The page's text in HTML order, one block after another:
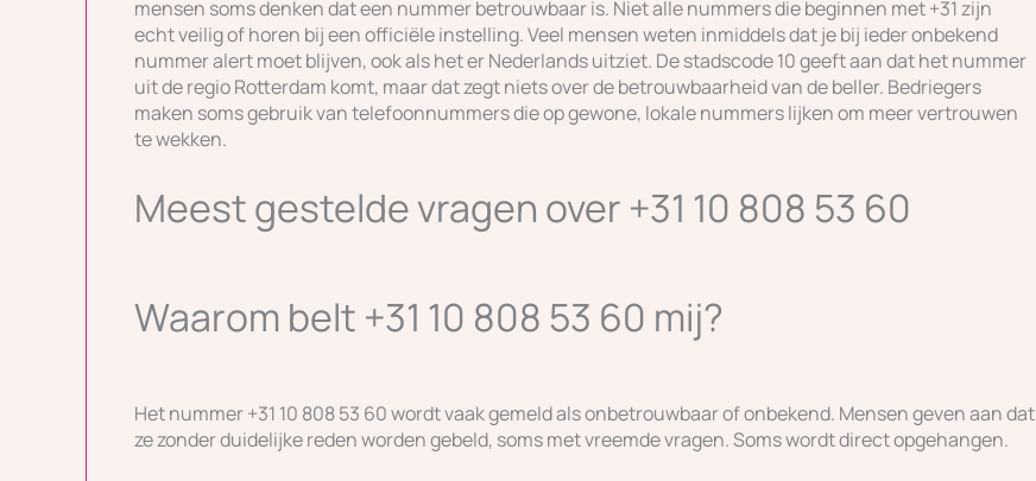
mensen soms denken dat een nummer betrouwbaar is. Niet alle nummers die beginnen met +31 zijn
echt veilig of horen bij een officiële instelling. Veel mensen weten inmiddels dat je bij ieder onbekend
nummer alert moet blijven, ook als het er Nederlands uitziet. De stadscode 10 geeft aan dat het nummer
uit de regio Rotterdam komt, maar dat zegt niets over de betrouwbaarheid van de beller. Bedriegers
maken soms gebruik van telefoonnummers die op gewone, lokale nummers lijken om meer vertrouwen
te wekken.
Meest gestelde vragen over +31 10 808 53 60
Waarom belt +31 10 808 53 60 mij?
Het nummer +31 10 808 53 60 wordt vaak gemeld als onbetrouwbaar of onbekend. Mensen geven aan dat
ze zonder duidelijke reden worden gebeld, soms met vreemde vragen. Soms wordt direct opgehangen.